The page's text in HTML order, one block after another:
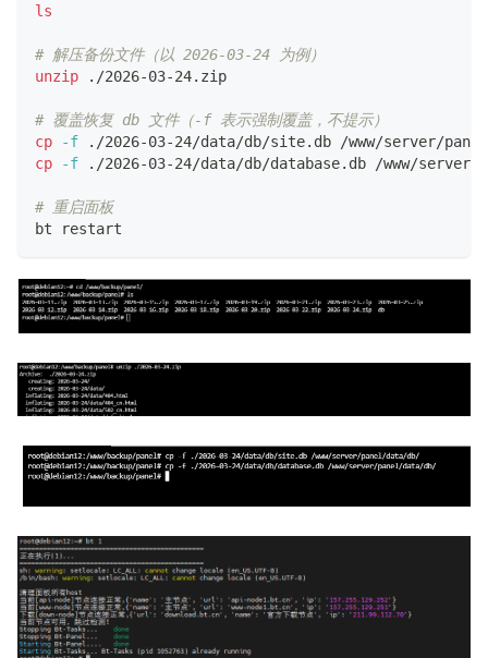
ls
# 解压备份文件（以 2026-03-24 为例）
unzip ./2026-03-24.zip
# 覆盖恢复 db 文件（-f 表示强制覆盖，不提示）
cp
-f ./2026-03-24/data/db/site.db /www/server/
cp
-f ./2026-03-24/data/db/database.db /www/server/
# 重启面板
bt restart